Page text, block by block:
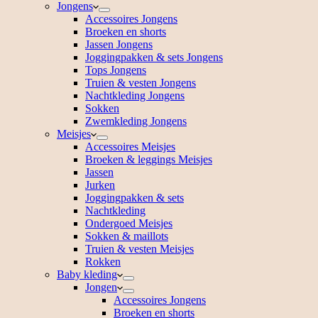
Jongens
Accessoires Jongens
Broeken en shorts
Jassen Jongens
Joggingpakken & sets Jongens
Tops Jongens
Truien & vesten Jongens
Nachtkleding Jongens
Sokken
Zwemkleding Jongens
Meisjes
Accessoires Meisjes
Broeken & leggings Meisjes
Jassen
Jurken
Joggingpakken & sets
Nachtkleding
Ondergoed Meisjes
Sokken & maillots
Truien & vesten Meisjes
Rokken
Baby kleding
Jongen
Accessoires Jongens
Broeken en shorts